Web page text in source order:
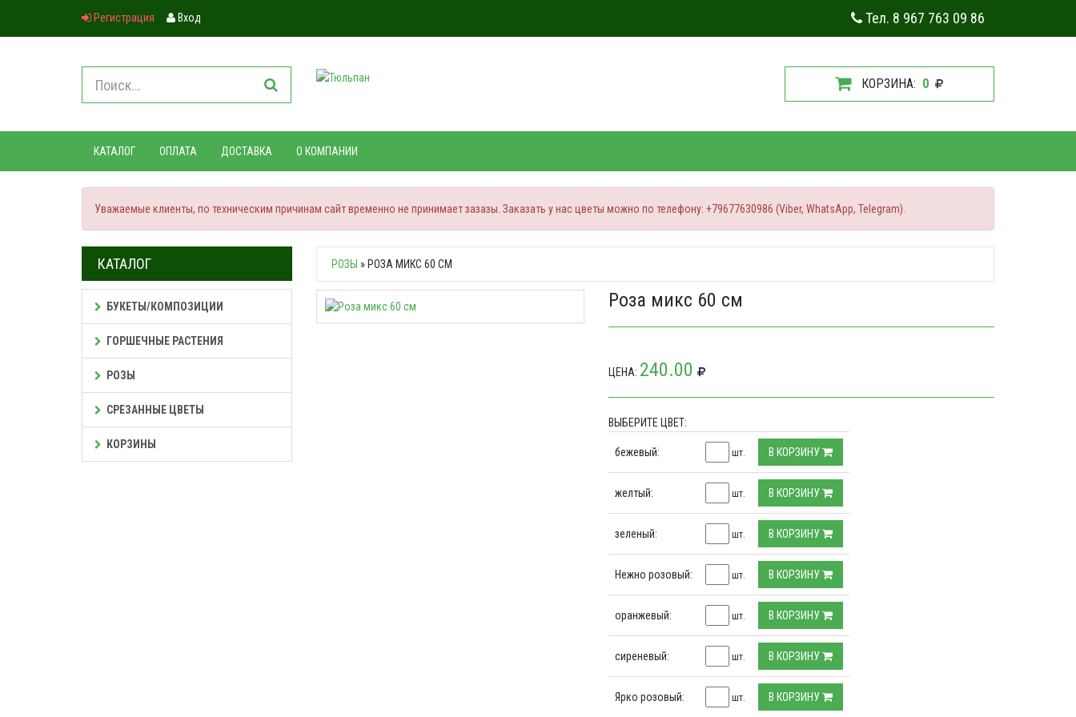
Регистрация Вход Тел. 8 967 763 09 86
КОРЗИНА: 0
КАТАЛОГ ОПЛАТА ДОСТАВКА О КОМПАНИИ
Уважаемые клиенты, по техническим причинам сайт временно не принимает зазазы. Заказать у нас цветы можно по телефону: +79677630986 (Viber, WhatsApp, Telegram).
КАТАЛОГ
БУКЕТЫ/КОМПОЗИЦИИ
ГОРШЕЧНЫЕ РАСТЕНИЯ
РОЗЫ
СРЕЗАННЫЕ ЦВЕТЫ
КОРЗИНЫ
РОЗЫ » РОЗА МИКС 60 СМ
Роза микс 60 см
ЦЕНА: 240.00
ВЫБЕРИТЕ ЦВЕТ:
бежевый: шт. В КОРЗИНУ
желтый: шт. В КОРЗИНУ
зеленый: шт. В КОРЗИНУ
Нежно розовый: шт. В КОРЗИНУ
оранжевый: шт. В КОРЗИНУ
сиреневый: шт. В КОРЗИНУ
Ярко розовый: шт. В КОРЗИНУ